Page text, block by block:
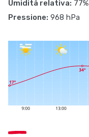
Umidità relativa: 77%
Pressione: 968 hPa